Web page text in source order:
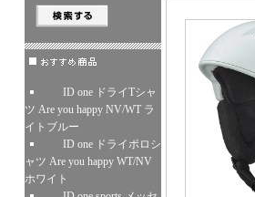
ID one ドライTシャ
ツ Are you happy NV/WT ラ
イトブルー
ID one ドライポロシ
ャツ Are you happy WT/NV
ホワイト